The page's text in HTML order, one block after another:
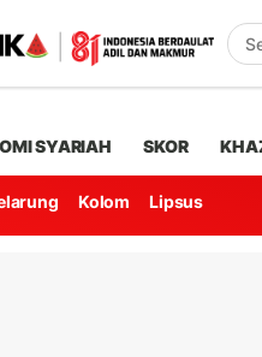
SYARIAH SKOR
Kolom Lipsus